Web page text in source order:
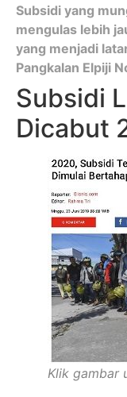
Subsidi yang
mengulas lebih
yang menjadi
Pangkalan Elpiji
Subsidi
Dicabut
Klik gambar